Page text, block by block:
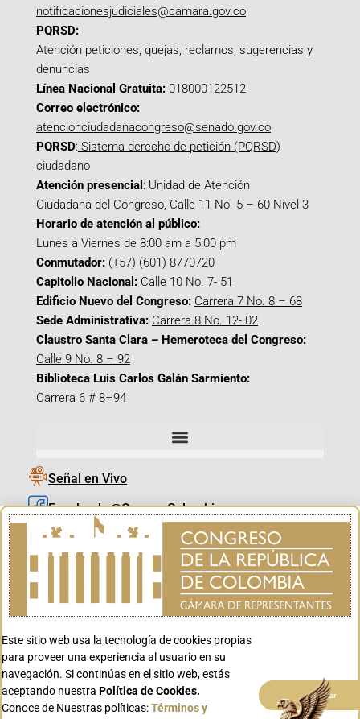
notificacionesjudiciales@camara.gov.co
PQRSD:
Atención peticiones, quejas, reclamos, sugerencias y
denuncias
Línea Nacional Gratuita: 018000122512
Correo electrónico:
atencionciudadanacongreso@senado.gov.co
PQRSD: Sistema derecho de petición (PQRSD)
ciudadano
Atención presencial : Unidad de Atención
Ciudadana del Congreso, Calle 11 No. 5 – 60 Nivel 3
Horario de atención al público:
Lunes a Viernes de 8:00 am a 5:00 pm
Conmutador: (+57) (601) 8770720
Capitolio Nacional: Calle 10 No. 7- 51
Edificio Nuevo del Congreso: Carrera 7 No. 8 – 68
Sede Administrativa: Carrera 8 No. 12- 02
Claustro Santa Clara – Hemeroteca del Congreso:
Calle 9 No. 8 – 92
Biblioteca Luis Carlos Galán Sarmiento:
Carrera 6 # 8–94
Señal en Vivo
Facebook_@CamaraColombia
Instagram_@CamaraColombia
X_@CamaraColombia
Youtube_@CamaraColombia
Youtube_@CanalCongreso
Este sitio web usa la tecnología de cookies propias
para proveer una experiencia al usuario en su
navegación. Si continúas en el sitio web, estás
aceptando nuestra Política de Cookies.
Conoce de Nuestras políticas:Términos y
Aceptar